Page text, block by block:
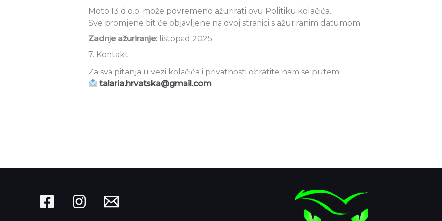
Moto 13 d.o.o. može povremeno ažurirati ovu Politiku kolačića.
Sve promjene bit će objavljene na ovoj stranici s ažuriranim datumom.
Zadnje ažuriranje:listopad 2025.
7. Kontakt
Za sva pitanja u vezi kolačića i privatnosti obratite nam se putem:
talaria.hrvatska@gmail.com